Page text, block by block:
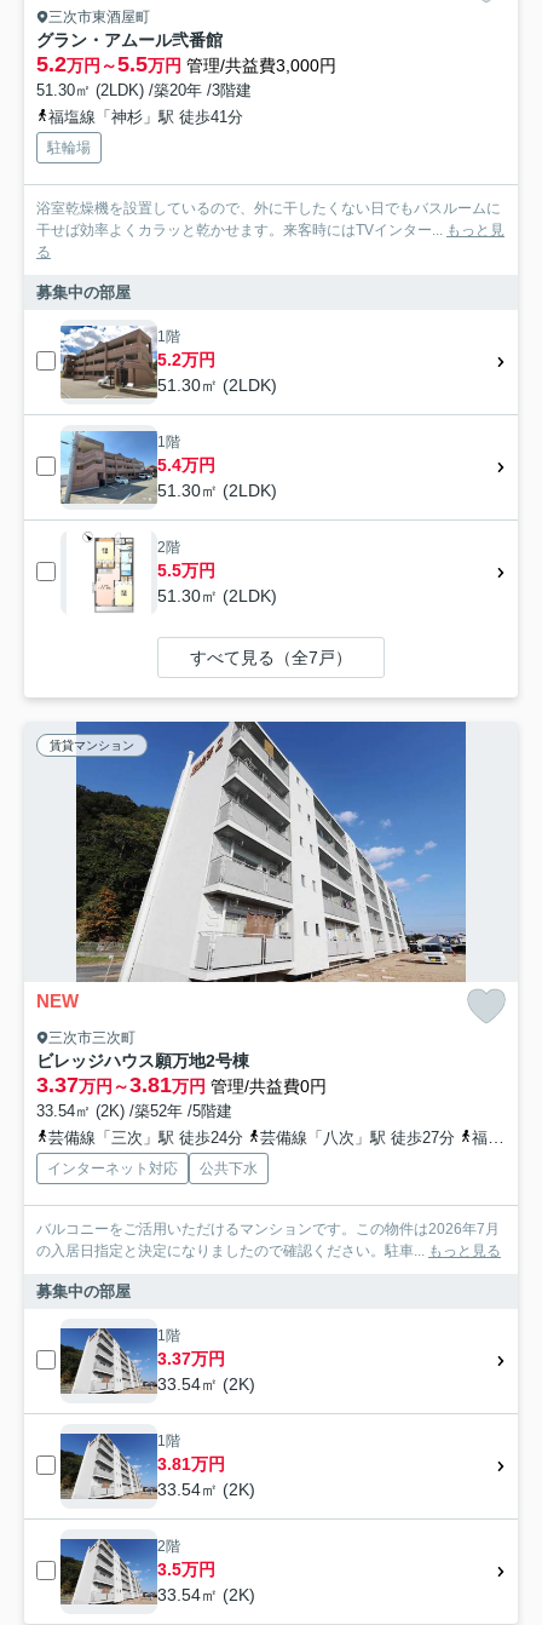
三次市東酒屋町
グラン・アムール弐番館
5.2万円～5.5万円 管理/共益費3,000円
51.30㎡ (2LDK) /築20年 /3階建
福塩線「神杉」駅 徒歩41分
駐輪場
浴室乾燥機を設置しているので、外に干したくない日でもバスルームに
干せば効率よくカラッと乾かせます。来客時にはTVインター... もっと見
る
募集中の部屋
1階
5.2万円
51.30㎡ (2LDK)
1階
5.4万円
51.30㎡ (2LDK)
2階
5.5万円
51.30㎡ (2LDK)
すべて見る（全7戸）
賃貸マンション
NEW
三次市三次町
ビレッジハウス願万地2号棟
3.37万円～3.81万円 管理/共益費0円
33.54㎡ (2K) /築52年 /5階建
芸備線「三次」駅 徒歩24分
芸備線「八次」駅 徒歩27分 福塩線「三次」駅 バス14分 「促進住宅前（備北交通）」 停歩3分
インターネット対応 公共下水
バルコニーをご活用いただけるマンションです。この物件は2026年7月
の入居日指定と決定になりましたので確認ください。駐車... もっと見る
募集中の部屋
1階
3.37万円
33.54㎡ (2K)
1階
3.81万円
33.54㎡ (2K)
2階
3.5万円
33.54㎡ (2K)